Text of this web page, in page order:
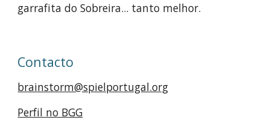
garrafita do Sobreira... tanto melhor.
Contacto
brainstorm@spielportugal.org
Perfil no BGG